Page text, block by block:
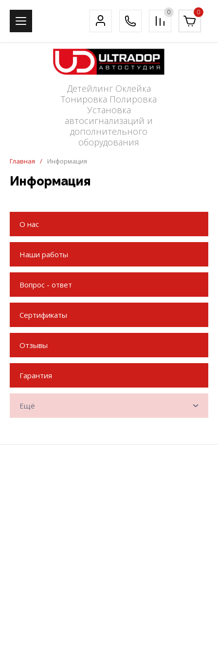
0 0
Детейлинг Оклейка
Тонировка Полировка
Установка
автосигнализаций и
дополнительного
оборудования
Главная / Информация
Информация
О нас
Наши работы
Вопрос - ответ
Сертификаты
Отзывы
Гарантия
Ещё